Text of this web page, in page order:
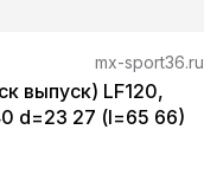
mx-sport36.ru
выпуск) LF120,
d=23 27 (l=65 66)